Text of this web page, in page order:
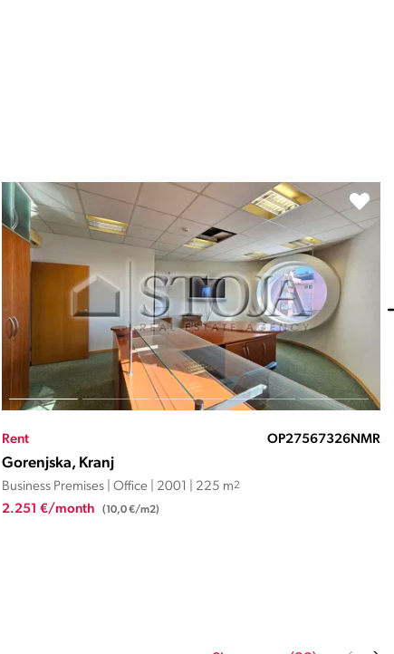
Rent OP25753NMR
Gorenjska, Kranj
Business Premises | Office | 1986 | 523.24 m
4.709 €/month (9,0 €/m2)